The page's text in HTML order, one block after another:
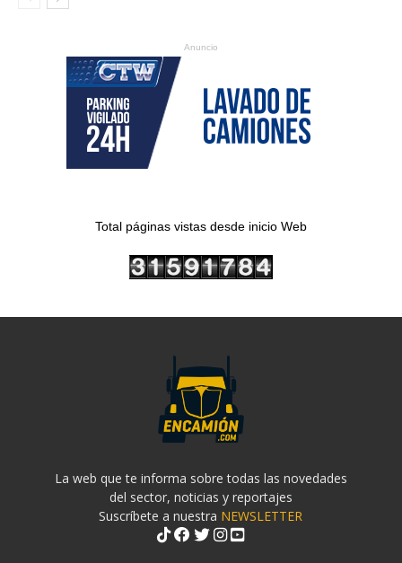
Anuncio
Total páginas vistas desde inicio Web
La web que te informa sobre todas las novedades
del sector, noticias y reportajes
Suscríbete a nuestra NEWSLETTER